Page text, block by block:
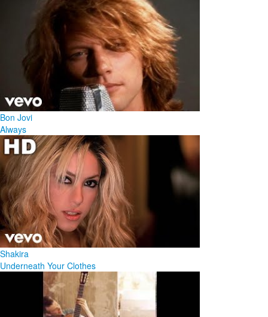
Bon Jovi
Always
Shakira
Underneath Your Clothes